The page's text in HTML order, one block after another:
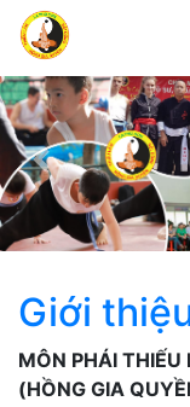
Previous
Giới
MÔN PHÁI THIẾU
(HỒNG GIA